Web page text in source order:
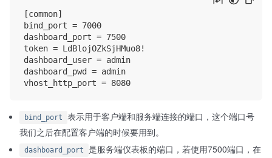
[common]
bind_port = 7000
dashboard_port = 7500
token = LdBlojOZkSjHMuo8!
dashboard_user = admin
dashboard_pwd = admin
bind_port
表示用于客户端和服务端连接的端口，这个端口号
我们之后在配置客户端的时候要用到。
dashboard_port
是服务端仪表板的端口，若使用7500端口，在